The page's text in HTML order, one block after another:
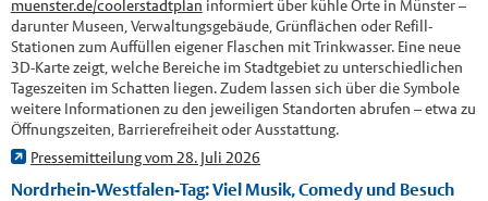
muenster.de/coolerstadtplan informiert über kühle Orte in Münster –
darunter Museen, Verwaltungsgebäude, Grünflächen oder Refill-
Stationen zum Auffüllen eigener Flaschen mit Trinkwasser. Eine neue
3D-Karte zeigt, welche Bereiche im Stadtgebiet zu unterschiedlichen
Tageszeiten im Schatten liegen. Zudem lassen sich über die Symbole
weitere Informationen zu den jeweiligen Standorten abrufen – etwa zu
Öffnungszeiten, Barrierefreiheit oder Ausstattung.
Pressemitteilung vom 28. Juli 2026
Nordrhein-Westfalen-Tag: Viel Musik, Comedy und Besuch